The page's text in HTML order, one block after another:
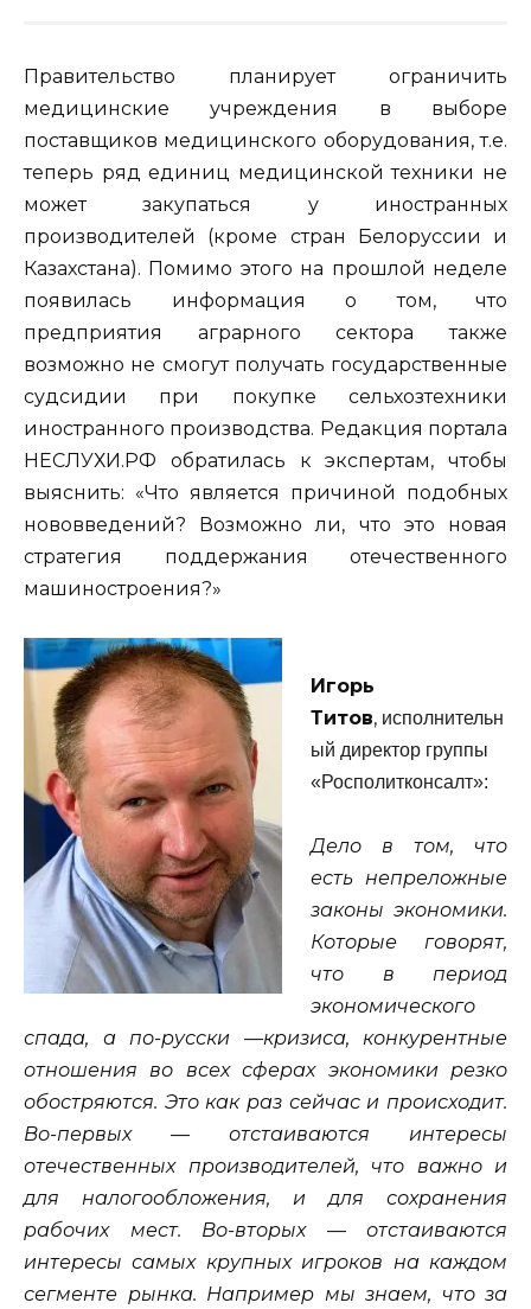
Правительство планирует ограничить
медицинские учреждения в выборе
поставщиков медицинского оборудования, т.е.
теперь ряд единиц медицинской техники не
может закупаться у иностранных
производителей (кроме стран Белоруссии и
Казахстана). Помимо этого на прошлой неделе
появилась информация о том, что
предприятия аграрного сектора также
возможно не смогут получать государственные
судсидии при покупке сельхозтехники
иностранного производства. Редакция портала
НЕСЛУХИ.РФ обратилась к экспертам, чтобы
выяснить: «Что является причиной подобных
нововведений? Возможно ли, что это новая
стратегия поддержания отечественного
машиностроения?»
Игорь
Титов, исполнительн
ый директор группы
«Росполитконсалт»:
Дело в том, что
есть непреложные
законы экономики.
Которые говорят,
что в период
экономического
спада, а по-русски —кризиса, конкурентные
отношения во всех сферах экономики резко
обостряются. Это как раз сейчас и происходит.
Во-первых — отстаиваются интересы
отечественных производителей, что важно и
для налогообложения, и для сохранения
рабочих мест. Во-вторых — отстаиваются
интересы самых крупных игроков на каждом
сегменте рынка. Например мы знаем, что за